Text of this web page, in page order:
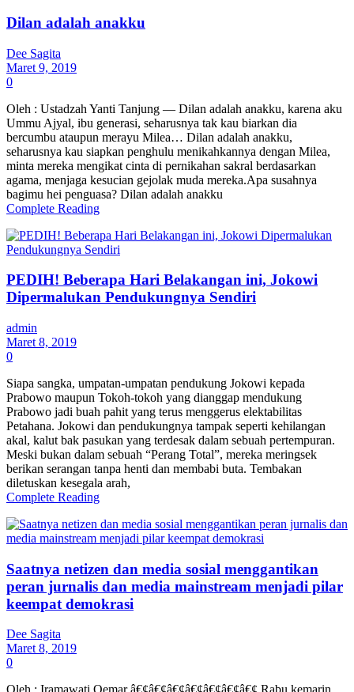
Dilan adalah anakku
Dee Sagita
Maret 9, 2019
0
Oleh : Ustadzah Yanti Tanjung — Dilan adalah anakku, karena aku
Ummu Ajyal, ibu generasi, seharusnya tak kau biarkan dia
bercumbu ataupun merayu Milea… Dilan adalah anakku,
seharusnya kau siapkan penghulu menikahkannya dengan Milea,
minta mereka mengikat cinta di pernikahan sakral berdasarkan
agama, menjaga kesucian gejolak muda mereka.Apa susahnya
bagimu hei penguasa? Dilan adalah anakku
Complete Reading
PEDIH! Beberapa Hari Belakangan ini, Jokowi
Dipermalukan Pendukungnya Sendiri
admin
Maret 8, 2019
0
Siapa sangka, umpatan-umpatan pendukung Jokowi kepada
Prabowo maupun Tokoh-tokoh yang dianggap mendukung
Prabowo jadi buah pahit yang terus menggerus elektabilitas
Petahana. Jokowi dan pendukungnya tampak seperti kehilangan
akal, kalut bak pasukan yang terdesak dalam sebuah pertempuran.
Meski bukan dalam sebuah “Perang Total”, mereka meringsek
berikan serangan tanpa henti dan membabi buta. Tembakan
diletuskan kesegala arah,
Complete Reading
Saatnya netizen dan media sosial menggantikan
peran jurnalis dan media mainstream menjadi pilar
keempat demokrasi
Dee Sagita
Maret 8, 2019
0